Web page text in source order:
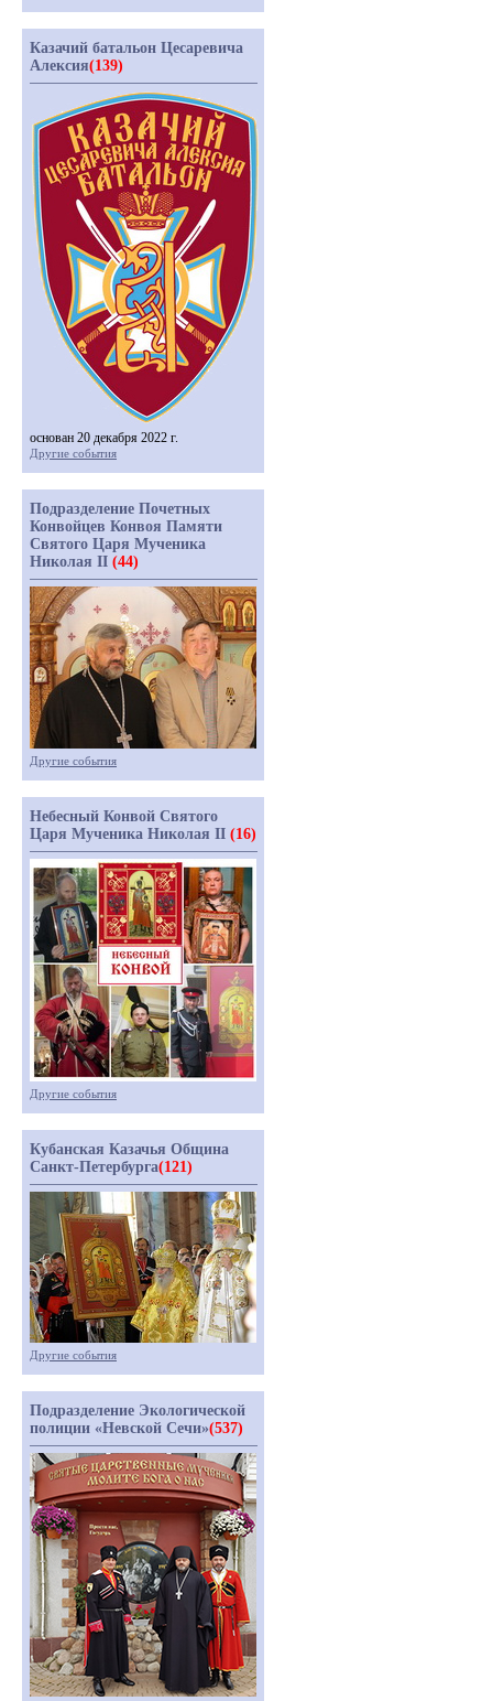
Казачий батальон Цесаревича
Алексия(139)
основан 20 декабря 2022 г.
Другие события
Подразделение Почетных
Конвойцев Конвоя Памяти
Святого Царя Мученика
Николая II (44)
Другие события
Небесный Конвой Святого
Царя Мученика Николая II (16)
Другие события
Кубанская Казачья Община
Санкт-Петербурга(121)
Другие события
Подразделение Экологической
полиции «Невской Сечи»(537)